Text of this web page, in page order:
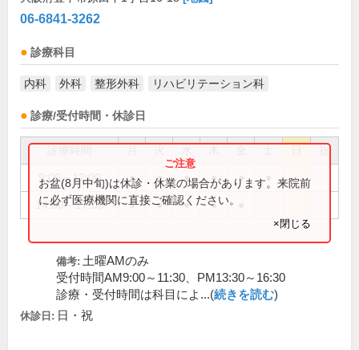
06-6841-3262
診療科目
内科 外科 整形外科 リハビリテーション科
診療/受付時間・休診日
祝
9:00～12:00 ● ● ● ● ●
14:00～17:00 ● ● ● ●
お盆(8月中旬)は休診・休業の場合があります。来院前
に必ず医療機関に直接ご確認ください。
×閉じる
備考: 土曜AMのみ
受付時間AM9:00～11:30、PM13:30～16:30
診療・受付時間は科目によ...(続きを読む)
休診日: 日・祝